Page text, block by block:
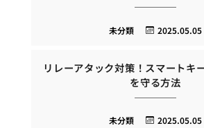
2025.05.05
未分類
リレーアタック対策！スマートキ
を守る方法
2025.05.05
未分類